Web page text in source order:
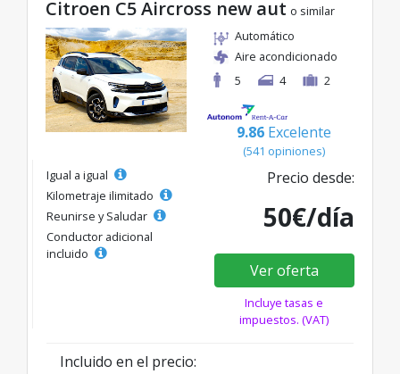
Citroen C5 Aircross new aut o similar
Automático
Aire acondicionado
5
4 2
9.86 Excelente
(541 opiniones)
Igual a igual
Kilometraje ilimitado
Reunirse y Saludar
Conductor adicional
incluido
Precio desde:
50€/día
Ver oferta
Incluye tasas e
impuestos. (VAT)
Incluido en el precio: